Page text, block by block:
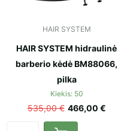
HAIR SYSTEM
HAIR SYSTEM hidraulinė
barberio kėdė BM88066,
pilka
Kiekis: 50
535,00 € 466,00 €